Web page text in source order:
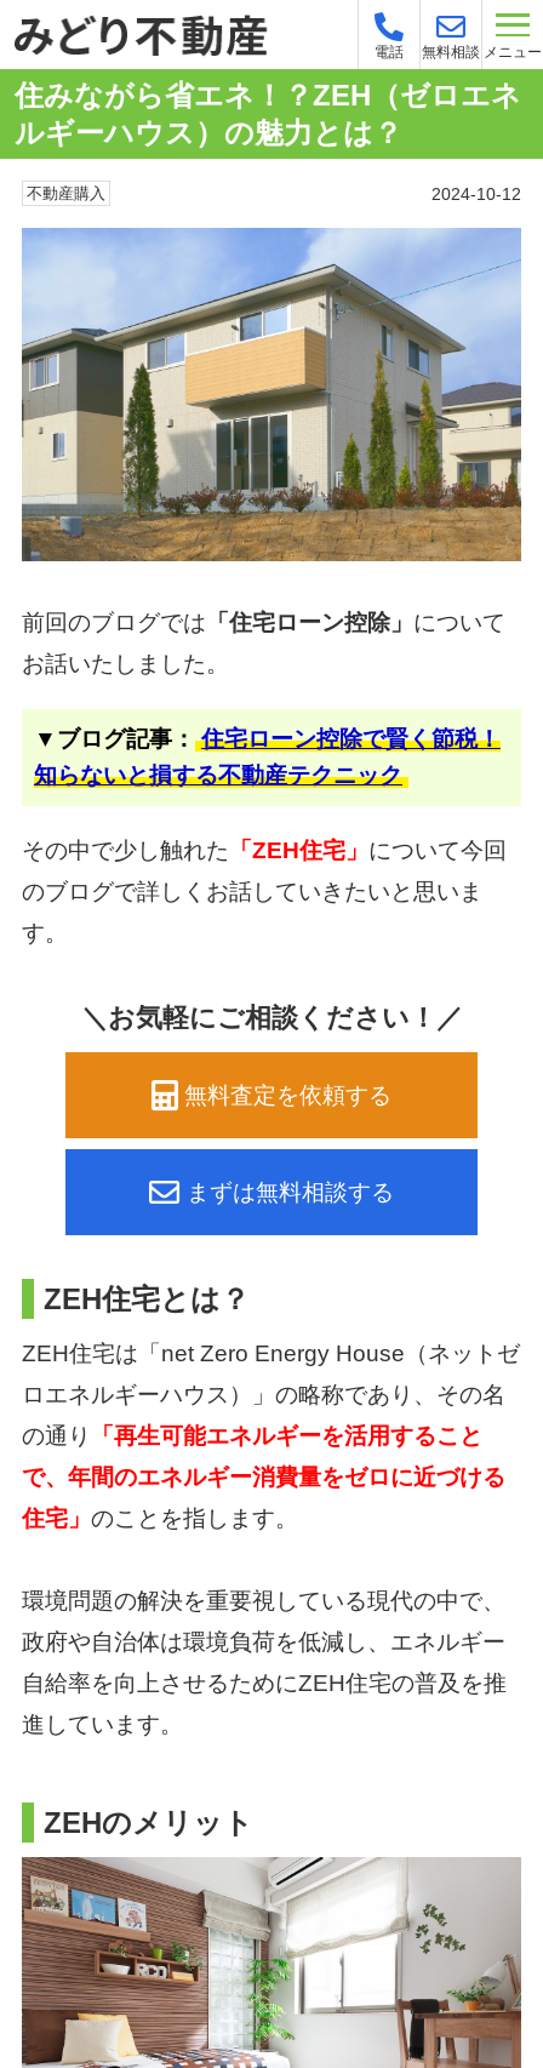
電話 無料相談 メニュー
住みながら省エネ！？ZEH（ゼロエネ
ルギーハウス）の魅力とは？
不動産購入 2024-10-12
前回のブログでは 「住宅ローン控除」 について
お話いたしました。
▼ブログ記事： 住宅ローン控除で賢く節税！
知らないと損する不動産テクニック
その中で少し触れた 「ZEH住宅」 について今回
のブログで詳しくお話していきたいと思いま
す。
＼お気軽にご相談ください！／
無料査定を依頼する
まずは無料相談する
ZEH住宅とは？
ZEH住宅は「net Zero Energy House（ネットゼ
ロエネルギーハウス）」の略称であり、 その名
の通り
「再生可能エネルギーを活用すること
で、 年間のエネルギー消費量をゼロに近づける
住宅」 のことを指します。
環境問題の解決を重要視している現代の中で、
政府や自治体は環境負荷を低減し、 エネルギー
自給率を向上させるためにZEH住宅の普及を推
進しています。
ZEHのメリット